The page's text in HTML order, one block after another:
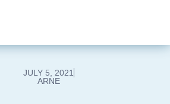
JULY 5, 2021
ARNE